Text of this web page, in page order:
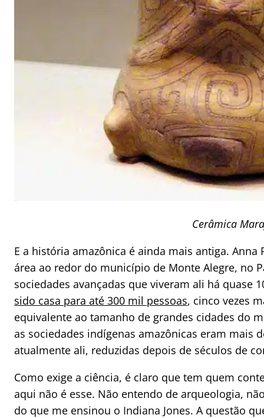
Cerâmica
E a história amazônica é ainda mais antiga. Anna
área ao redor do município de Monte Alegre, no
sociedades avançadas que viveram ali há quase
sido casa para até 300 mil pessoas, cinco vezes
equivalente ao tamanho de grandes cidades do
as sociedades indígenas amazônicas eram mais
atualmente ali, reduzidas depois de séculos de
Como exige a ciência, é claro que tem quem
aqui não é esse. Não entendo de arqueologia,
do que me ensinou o Indiana Jones. A questão